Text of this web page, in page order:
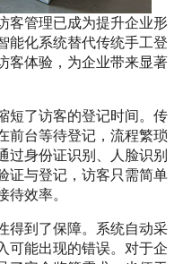
客管理已成为提升企业形
能化系统替代传统手工登
客体验，为企业带来显著
短了访客的登记时间。传
前台等待登记，流程繁琐
过身份证识别、人脸识别
证与登记，访客只需简单
待效率。
得到了保障。系统自动采
可能出现的错误。对于企